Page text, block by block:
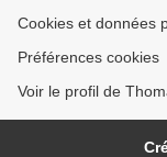
Cookies et données
Préférences cookies
Voir le profil de